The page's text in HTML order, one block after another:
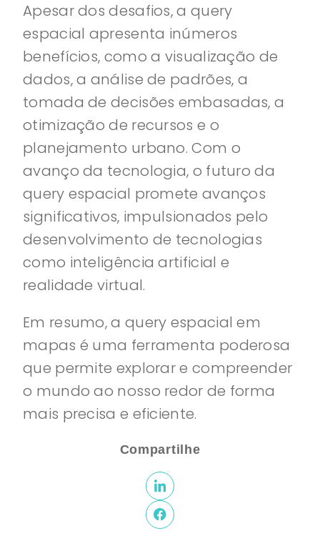
Apesar dos desafios, a query
espacial apresenta inúmeros
benefícios, como a visualização de
dados, a análise de padrões, a
tomada de decisões embasadas, a
otimização de recursos e o
planejamento urbano. Com o
avanço da tecnologia, o futuro da
query espacial promete avanços
significativos, impulsionados pelo
desenvolvimento de tecnologias
como inteligência artificial e
realidade virtual.
Em resumo, a query espacial em
mapas é uma ferramenta poderosa
que permite explorar e compreender
o mundo ao nosso redor de forma
mais precisa e eficiente.
Compartilhe